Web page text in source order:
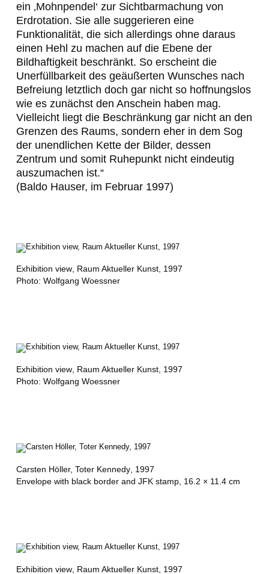
ein ‚Mohnpendel‘ zur Sichtbarmachung von
Erdrotation. Sie alle suggerieren eine
Funktionalität, die sich allerdings ohne daraus
einen Hehl zu machen auf die Ebene der
Bildhaftigkeit beschränkt. So erscheint die
Unerfüllbarkeit des geäußerten Wunsches nach
Befreiung letztlich doch gar nicht so hoffnungslos
wie es zunächst den Anschein haben mag.
Vielleicht liegt die Beschränkung gar nicht an den
Grenzen des Raums, sondern eher in dem Sog
der unendlichen Kette der Bilder, dessen
Zentrum und somit Ruhepunkt nicht eindeutig
auszumachen ist.“
(Baldo Hauser, im Februar 1997)
Exhibition view, Raum Aktueller Kunst, 1997
Photo: Wolfgang Woessner
Exhibition view, Raum Aktueller Kunst, 1997
Photo: Wolfgang Woessner
Carsten Höller, Toter Kennedy, 1997
Envelope with black border and JFK stamp, 16.2 × 11.4 cm
Exhibition view, Raum Aktueller Kunst, 1997